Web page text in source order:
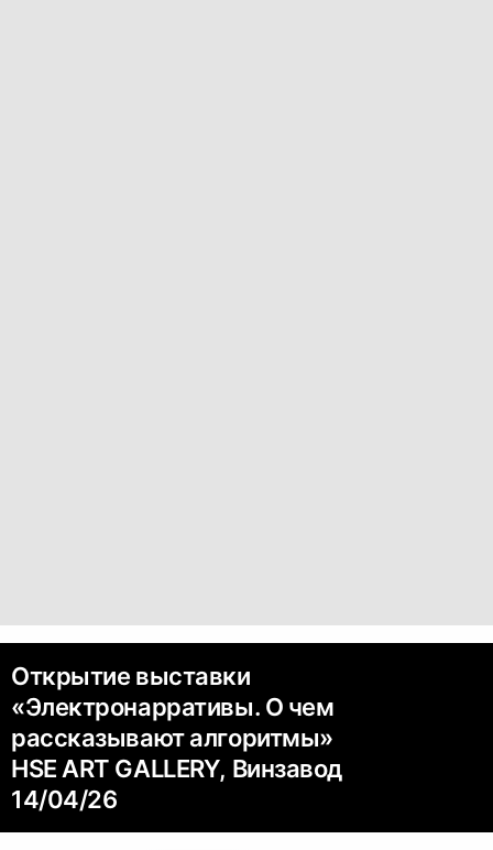
Открытие выставки
«Электронарративы. О чем
рассказывают алгоритмы»
HSE ART GALLERY, Винзавод
14/04/26